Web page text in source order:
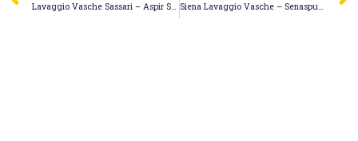
Lavaggio Vasche Sassari – Aspir Sarda di Piras Pamela & C. S.a.s. Siena Lavaggio Vasche – Senaspurgo